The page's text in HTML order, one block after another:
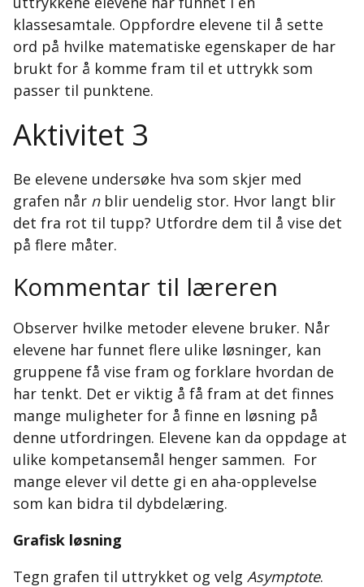
klassesamtale. Oppfordre elevene til å sette
ord på hvilke matematiske egenskaper de har
brukt for å komme fram til et uttrykk som
passer til punktene.
Aktivitet 3
Be elevene undersøke hva som skjer med
grafen når nblir uendelig stor. Hvor langt blir
det fra rot til tupp? Utfordre dem til å vise det
på flere måter.
Kommentar til læreren
Observer hvilke metoder elevene bruker. Når
elevene har funnet flere ulike løsninger, kan
gruppene få vise fram og forklare hvordan de
har tenkt. Det er viktig å få fram at det finnes
mange muligheter for å finne en løsning på
denne utfordringen. Elevene kan da oppdage at
ulike kompetansemål henger sammen. For
mange elever vil dette gi en aha-opplevelse
som kan bidra til dybdelæring.
Grafisk løsning
Tegn grafen til uttrykket og velg Asymptote.